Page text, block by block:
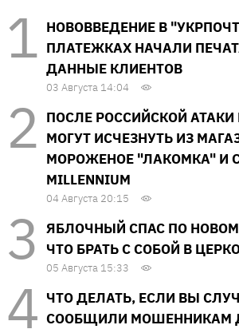
НОВОВВЕДЕНИЕ В
ПЛАТЕЖКАХ НАЧАЛИ
ДАННЫЕ КЛИЕНТОВ
03 Августа 14:04
ПОСЛЕ РОССИЙСКОЙ
МОГУТ ИСЧЕЗНУТЬ ИЗ
МОРОЖЕНОЕ "ЛАКОМКА" И
MILLENNIUM
04 Августа 20:15
ЯБЛОЧНЫЙ СПАС ПО
ЧТО БРАТЬ С СОБОЙ В
05 Августа 15:33
ЧТО ДЕЛАТЬ, ЕСЛИ ВЫ
СООБЩИЛИ МОШЕННИКАМ